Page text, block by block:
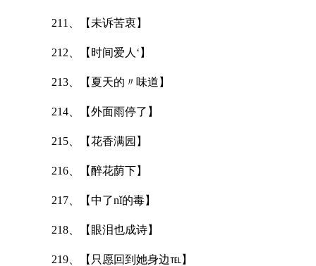
211、【未诉苦衷】
212、【时间爱人‘】
213、【夏天的〃味道】
214、【外面雨停了】
215、【花香满园】
216、【醉花荫下】
217、【中了nǐ的毒】
218、【眼泪也成诗】
219、【只愿回到她身边℡】